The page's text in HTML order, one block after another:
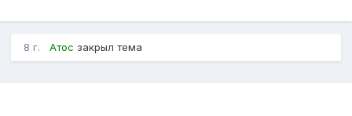
8 г. Атос закрыл тема